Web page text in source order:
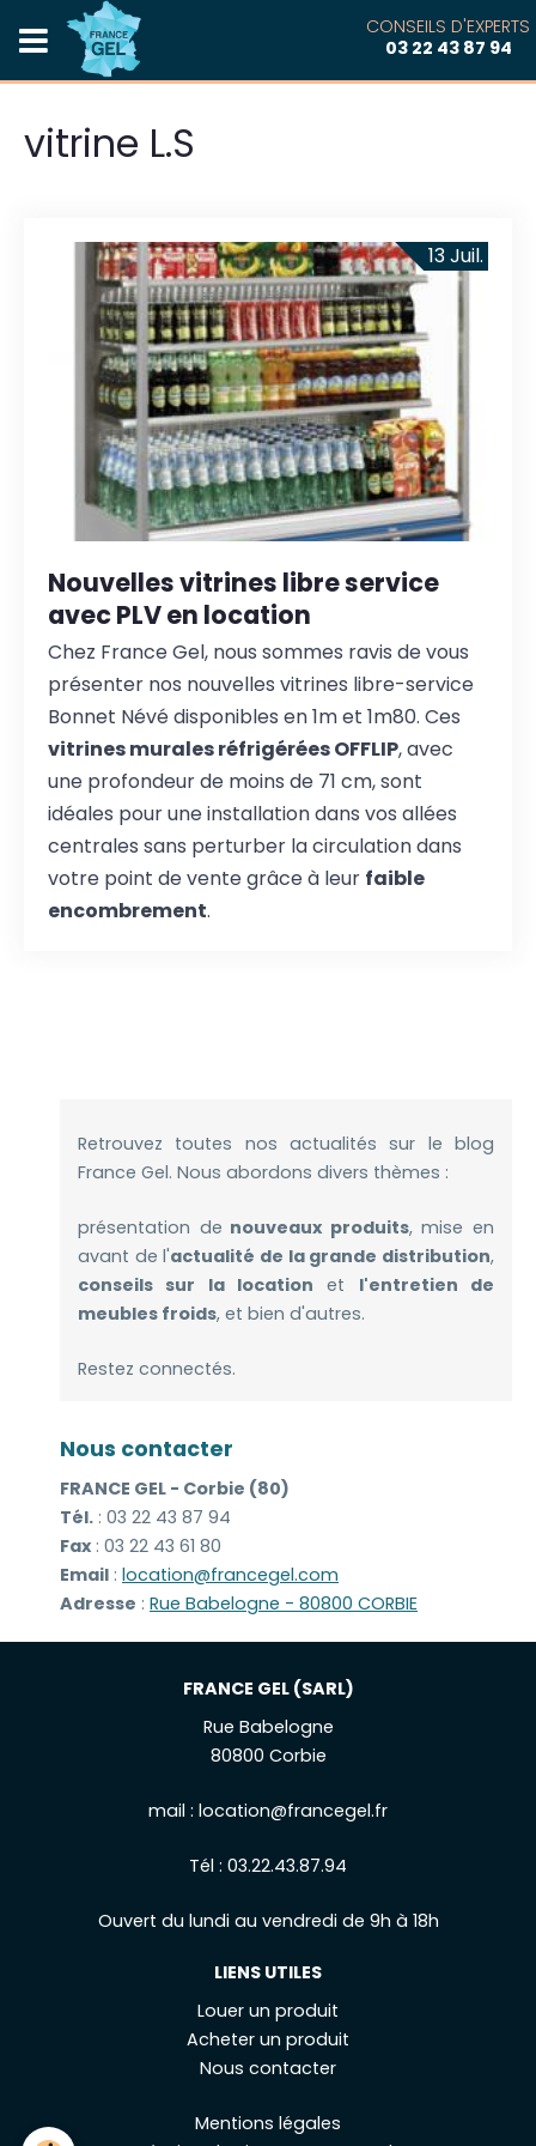
CONSEILS D'EXPERTS
03 22 43 87 94
vitrine L.S
13Juil.
Nouvelles vitrines libre service
avec PLV en location
Chez France Gel, nous sommes ravis de vous
présenter nos nouvelles vitrines libre-service
Bonnet Névé disponibles en 1m et 1m80. Ces
vitrines murales réfrigérées OFFLIP, avec
une profondeur de moins de 71 cm, sont
idéales pour une installation dans vos allées
centrales sans perturber la circulation dans
votre point de vente grâce à leur faible
encombrement.
Retrouvez toutes nos actualités sur le blog
France Gel. Nous abordons divers thèmes :
présentation de nouveaux produits, mise en
avant de l'actualité de la grande distribution,
conseils sur la location et l'entretien de
meubles froids, et bien d'autres.
Restez connectés.
Nous contacter
FRANCE GEL - Corbie (80)
Tél. : 03 22 43 87 94
Fax : 03 22 43 61 80
Email : location@francegel.com
Adresse : Rue Babelogne - 80800 CORBIE
FRANCE GEL (SARL)
Rue Babelogne
80800 Corbie
mail : location@francegel.fr
Tél : 03.22.43.87.94
Ouvert du lundi au vendredi de 9h à 18h
LIENS UTILES
Louer un produit
Acheter un produit
Nous contacter
Mentions légales